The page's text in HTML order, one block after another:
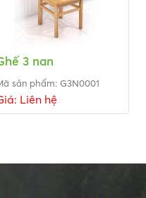
3 nan
sản phẩm: G3N0001
Liên hệ